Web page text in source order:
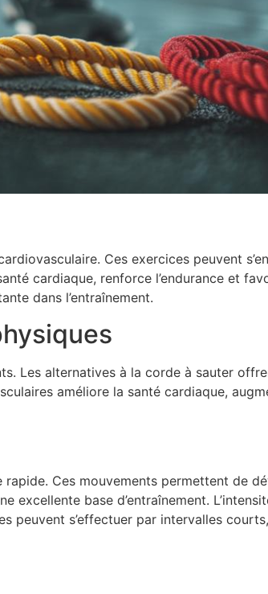
Ces exercices peuvent
cardiaque, renforce l’endurance et
dans l’entraînement.
Les alternatives à la corde à sauter
améliore la santé cardiaque,
Ces mouvements permettent de
base d’entraînement.
peuvent s’effectuer par intervalles